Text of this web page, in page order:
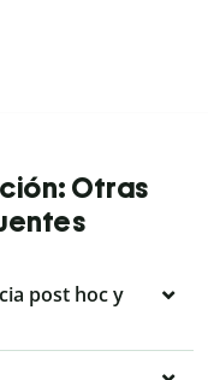
Otras
post hoc y